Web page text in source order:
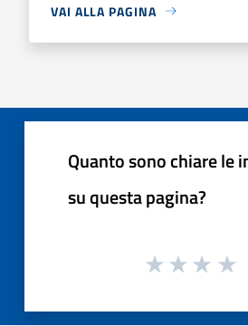
VAI ALLA PAGINA
Quanto sono chiare le
su questa pagina?